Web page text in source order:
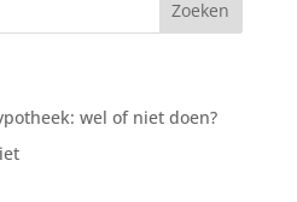
wel of niet doen?